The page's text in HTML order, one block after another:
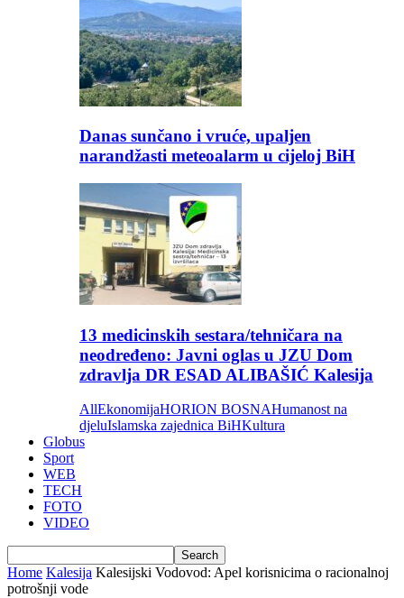
Danas sunčano i vruće, upaljen
narandžasti meteoalarm u cijeloj BiH
13 medicinskih sestara/tehničara na
neodređeno: Javni oglas u JZU Dom
zdravlja DR ESAD ALIBAŠIĆ Kalesija
AllEkonomijaHORION BOSNAHumanost na
djeluIslamska zajednica BiHKultura
Globus
Sport
WEB
TECH
FOTO
VIDEO
Home Kalesija Kalesijski Vodovod: Apel korisnicima o racionalnoj
potrošnji vode